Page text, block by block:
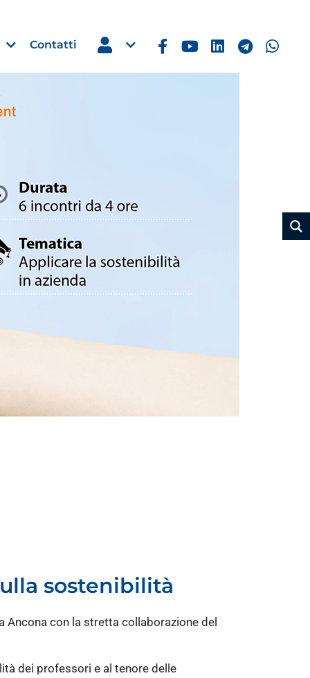
Imprese
Manila, 5-7 ottobre 2026
Leggi →
Contatti
sostenibilità
con la stretta collaborazione del
dei professori e al tenore delle